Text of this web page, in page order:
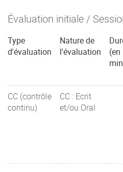
Évaluation initiale /
Type
d'évaluation
Nature de
l'évaluation
(en
CC (contrôle
continu)
CC : Ecrit
et/ou Oral